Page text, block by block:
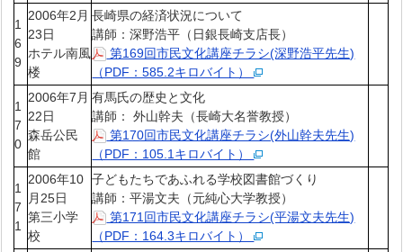
1
6
9
2006年2月
23日
ホテル南風
楼
長崎県の経済状況について
講師：深野浩平（日銀長崎支店長）
第169回市民文化講座チラシ(深野浩平先生)
（PDF：585.2キロバイト）
1
7
0
2006年7月
22日
森岳公民
館
有馬氏の歴史と文化
講師： 外山幹夫（長崎大名誉教授）
第170回市民文化講座チラシ(外山幹夫先生)
（PDF：105.1キロバイト）
1
7
1
2006年10
月25日
第三小学
校
子どもたちであふれる学校図書館づくり
講師：平湯文夫（元純心大学教授）
第171回市民文化講座チラシ(平湯文夫先生)
（PDF：164.3キロバイト）